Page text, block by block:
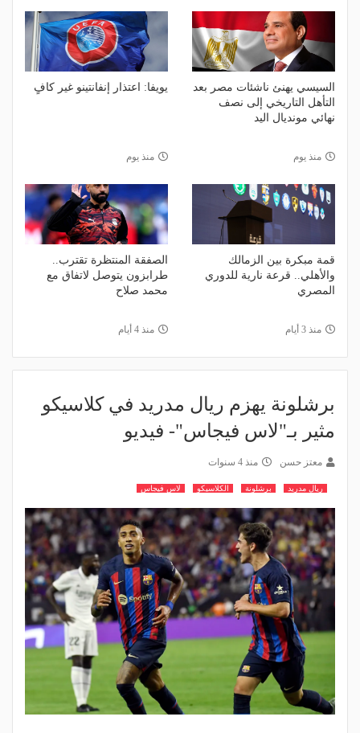
السيسي يهنئ ناشئات مصر بعد
التأهل التاريخي إلى نصف
نهائي مونديال اليد
منذ يوم
يويفا: اعتذار إنفانتينو غير كافٍ
منذ يوم
قمة مبكرة بين الزمالك
والأهلي.. قرعة نارية للدوري
المصري
منذ 3 أيام
الصفقة المنتظرة تقترب..
طرابزون يتوصل لاتفاق مع
محمد صلاح
منذ 4 أيام
برشلونة يهزم ريال مدريد في كلاسيكو
مثير بـ"لاس فيجاس"- فيديو
معتز حسن منذ 4 سنوات
ريال مدريد برشلونة الكلاسيكو لاس فيجاس